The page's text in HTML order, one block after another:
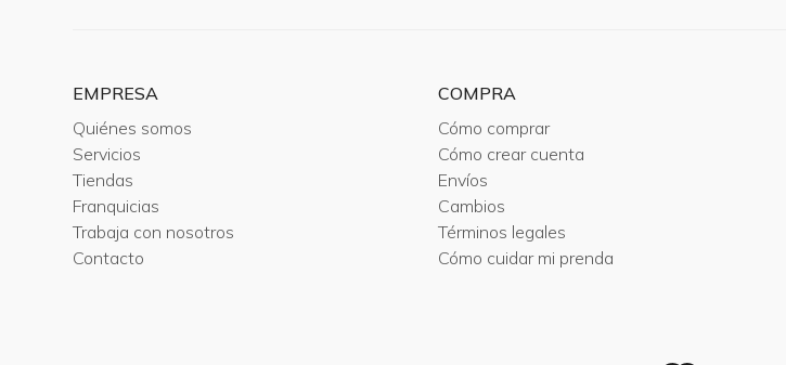
EMPRESA
Quiénes somos
Servicios
Tiendas
Franquicias
Trabaja con nosotros
Contacto
COMPRA
Cómo comprar
Cómo crear cuenta
Envíos
Cambios
Términos legales
Cómo cuidar mi prenda